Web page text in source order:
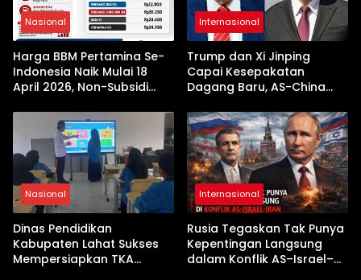
Nasional
Harga BBM Pertamina Se-
Indonesia Naik Mulai 18
April 2026, Non-Subsidi
Internasional
Trump dan Xi Jinping
Capai Kesepakatan
Dagang Baru, AS-China
Jelang Kunjungan Beijing
Nasional
Dinas Pendidikan
Kabupaten Lahat Sukses
Mempersiapkan TKA
Internasional
Rusia Tegaskan Tak Punya
Kepentingan Langsung
dalam Konflik AS–Israel–